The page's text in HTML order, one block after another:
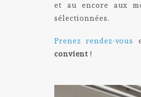
et au encore aux
sélectionnées.
Prenez rendez-vous
convient !